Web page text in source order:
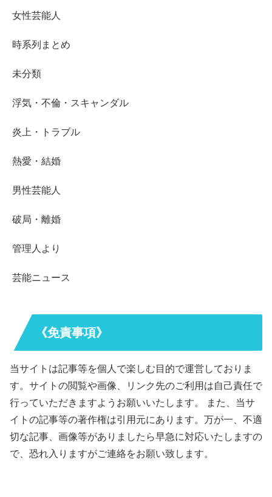
女性芸能人
時系列まとめ
未分類
浮気・不倫・スキャンダル
炎上・トラブル
熱愛・結婚
男性芸能人
破局・離婚
管理人より
芸能ニュース
《免責事項》
当サイトは記事等を個人で楽しむ目的で運営しておりま
す。サイトの閲覧や画像、リンク先のご利用は自己責任で
行っていただきますようお願いいたします。 また、当サ
イトの記事等の著作権は引用元にあります。万が一、不適
切な記事、画像等がありましたら早急に対応いたしますの
で、恐れ入りますがご連絡をお願い致します。